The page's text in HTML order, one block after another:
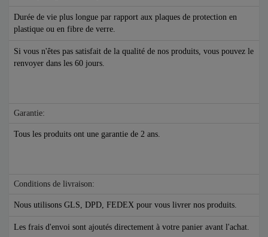
Durée de vie plus longue par rapport aux plaques de protection en
plastique ou en fibre de verre.
Si vous n'êtes pas satisfait de la qualité de nos produits, vous pouvez le
renvoyer dans les 60 jours.
Garantie:
Tous les produits ont une garantie de 2 ans.
Conditions de livraison:
Nous utilisons GLS, DPD, FEDEX pour vous livrer nos produits.
Les frais d'envoi sont ajoutés directement à votre panier avant l'achat.